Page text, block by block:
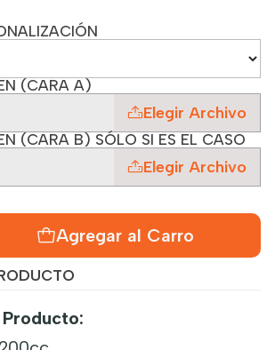
(CARA A)
Elegir Archivo
(CARA B) SÓLO SI ES EL CASO
Elegir Archivo
Agregar al Carro